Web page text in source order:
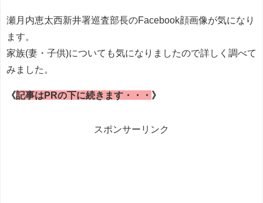
瀬月内恵太西新井署巡査部長のFacebook顔画像が気になり
ます。
家族(妻・子供)についても気になりましたので詳しく調べて
みました。
《記事はPRの下に続きます・・・ 》
スポンサーリンク